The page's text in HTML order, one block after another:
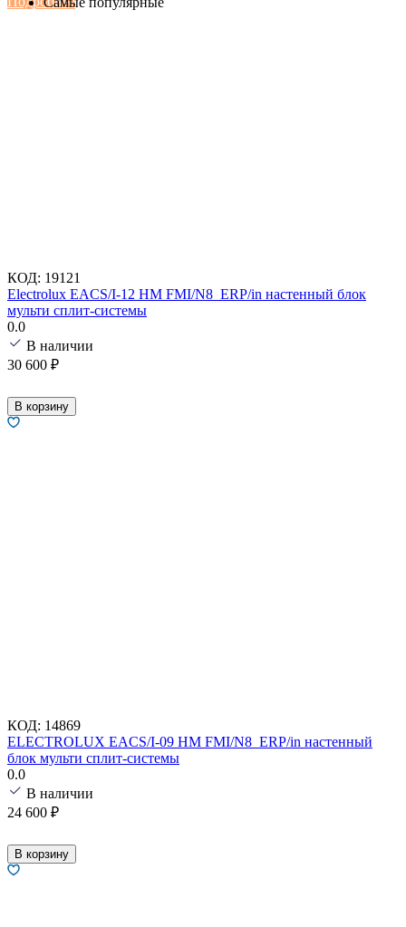
КОД: 19121
Electrolux EACS/I-12 HM FMI/N8_ERP/in настенный блок
мульти сплит-системы
0.0
В наличии
30 600 ₽
В корзину
КОД: 14869
ELECTROLUX EACS/I-09 HM FMI/N8_ERP/in настенный
блок мульти сплит-системы
0.0
В наличии
24 600 ₽
В корзину